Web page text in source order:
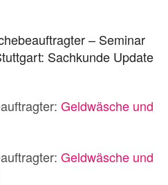
– Seminar
Sachkunde Update
Geldwäsche und
Geldwäsche und